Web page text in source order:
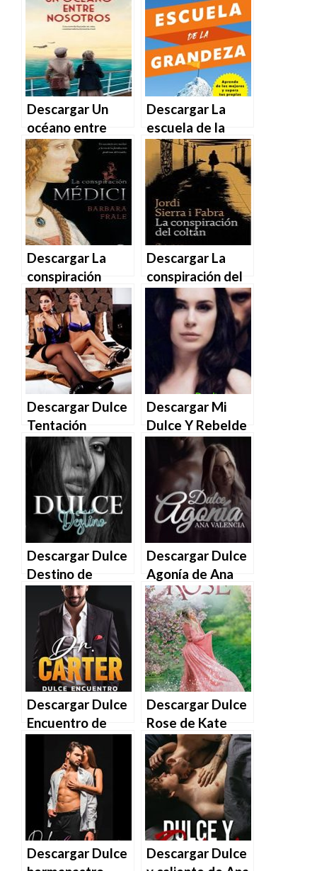
Descargar Un
océano entre
nosotros de Gill
Thompson en
EPUB | PDF |
MOBI
Descargar La
escuela de la
grandeza de
Lewis Howes en
EPUB | PDF |
MOBI
Descargar La
conspiración
Médici de
Barbara Frale en
EPUB | PDF |
MOBI
Descargar La
conspiración del
coltán de Jordi
Sierra i Fabra en
EPUB | PDF |
MOBI
Descargar Dulce
Tentación
(Relatos Eróticos
para Parejas nº
10) de Lea Blanco
en EPUB | PDF |
MOBI
Descargar Mi
Dulce Y Rebelde
Danielle de
Devlin en EPUB |
PDF | MOBI
Descargar Dulce
Destino de
Virginia Camacho
en EPUB | PDF |
MOBI
Descargar Dulce
Agonía de Ana
Valencia en EPUB
| PDF | MOBI
Descargar Dulce
Encuentro de
Alicia Nichols en
EPUB | PDF |
MOBI
Descargar Dulce
Rose de Kate
Danon en EPUB |
PDF | MOBI
Descargar Dulce
Descargar Dulce